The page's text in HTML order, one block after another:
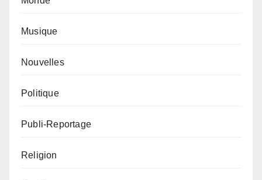
Musique
Nouvelles
Politique
Publi-Reportage
Religion